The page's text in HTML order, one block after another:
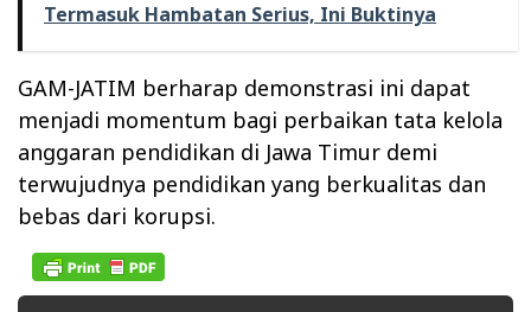
Termasuk Hambatan Serius, Ini Buktinya
GAM-JATIM berharap demonstrasi ini dapat
menjadi momentum bagi perbaikan tata kelola
anggaran pendidikan di Jawa Timur demi
terwujudnya pendidikan yang berkualitas dan
bebas dari korupsi.